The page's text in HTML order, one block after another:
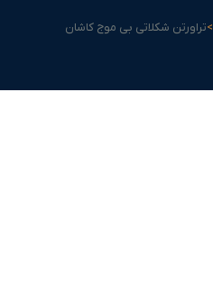
>تراورتن شکلاتی بی موج کاشان